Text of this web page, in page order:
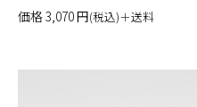
価格3,070円(税込)＋送料